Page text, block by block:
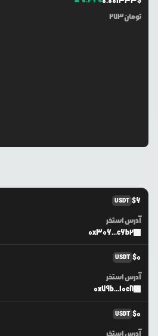
273تومان
USDT $6
آدرس استخر
0x306...c6b2
USDT $0
آدرس استخر
0x79b...10c8
USDT $0
آدرس استخر